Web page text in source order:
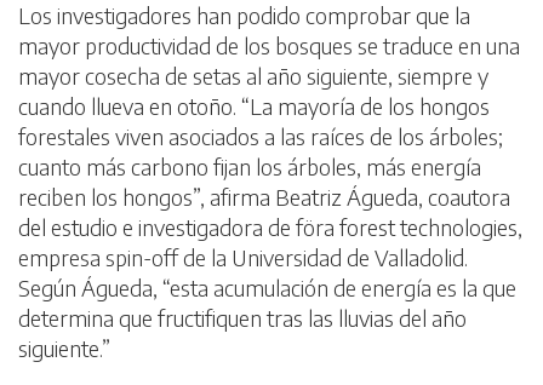
Los investigadores han podido comprobar que la
mayor productividad de los bosques se traduce en una
mayor cosecha de setas al año siguiente, siempre y
cuando llueva en otoño. “La mayoría de los hongos
forestales viven asociados a las raíces de los árboles;
cuanto más carbono fijan los árboles, más energía
reciben los hongos”, afirma Beatriz Águeda, coautora
del estudio e investigadora de föra forest technologies,
empresa spin-off de la Universidad de Valladolid.
Según Águeda, “esta acumulación de energía es la que
determina que fructifiquen tras las lluvias del año
siguiente.”